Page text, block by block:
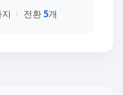
전환5개